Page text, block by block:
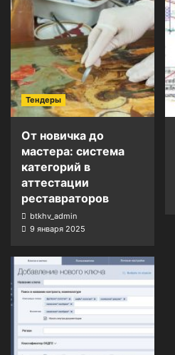
Тендеры
От новичка до
мастера: система
категорий в
аттестации
реставраторов
btkhv_admin
9 января 2025